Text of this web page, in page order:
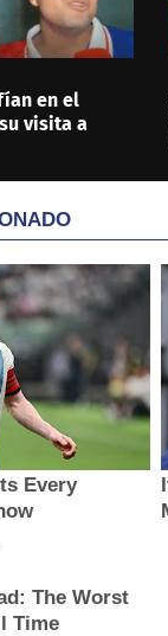
en el
visita a